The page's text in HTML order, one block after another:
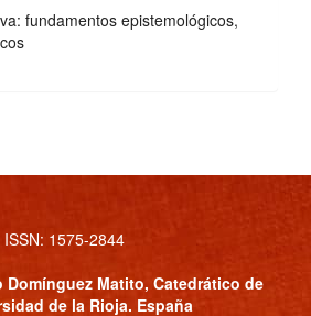
fundamentos epistemológicos,
ISSN: 1575-2844
Domínguez Matito, Catedrático de
de la Rioja. España